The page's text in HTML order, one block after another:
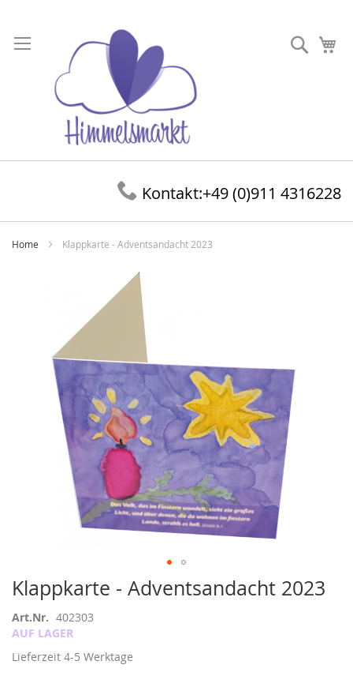
zum
Inhalt
Suche
Kontakt:+49 (0)911 4316228
Home Klappkarte - Adventsandacht 2023
Klappkarte - Adventsandacht 2023
Art.Nr. 402303
AUF LAGER
Lieferzeit 4-5 Werktage
Zum
Anfang
der
Bildergalerie